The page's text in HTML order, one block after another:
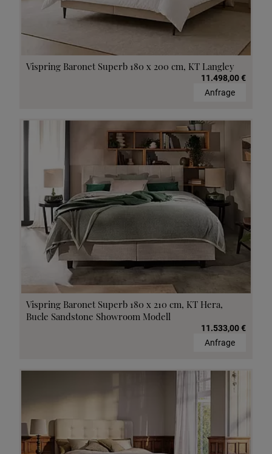
Vispring Baronet Superb 180 x 200 cm, KT Langley
11.498,00 €
Anfrage
Vispring Baronet Superb 180 x 210 cm, KT Hera,
Bucle Sandstone Showroom Modell
11.533,00 €
Anfrage